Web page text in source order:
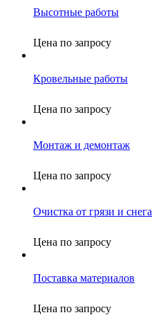
Высотные работы
Цена по запросу
Кровельные работы
Цена по запросу
Монтаж и демонтаж
Цена по запросу
Очистка от грязи и снега
Цена по запросу
Поставка материалов
Цена по запросу